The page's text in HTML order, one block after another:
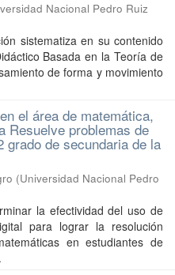
Nacional Pedro Ruiz
sistematiza en su contenido
Basada en la Teoría de
de forma y movimiento
el área de matemática,
Resuelve problemas de
grado de secundaria de la
(Universidad Nacional Pedro
la efectividad del uso de
para lograr la resolución
en estudiantes de